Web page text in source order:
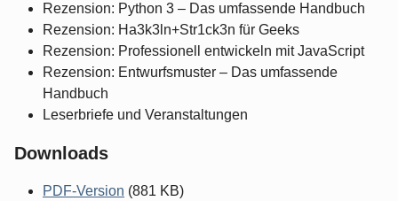
Rezension: Python 3 – Das umfassende Handbuch
Rezension: Ha3k3ln+Str1ck3n für Geeks
Rezension: Professionell entwickeln mit JavaScript
Rezension: Entwurfsmuster – Das umfassende
Handbuch
Leserbriefe und Veranstaltungen
Downloads
PDF-Version (881 KB)